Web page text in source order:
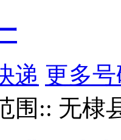
递 更多号
围:: 无棣